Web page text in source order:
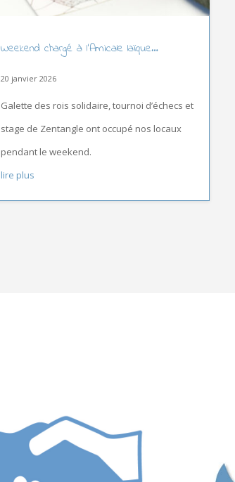
Weekend chargé à l’Amicale laïque…
20 janvier 2026
Galette des rois solidaire, tournoi d’échecs et
stage de Zentangle ont occupé nos locaux
pendant le weekend.
lire plus